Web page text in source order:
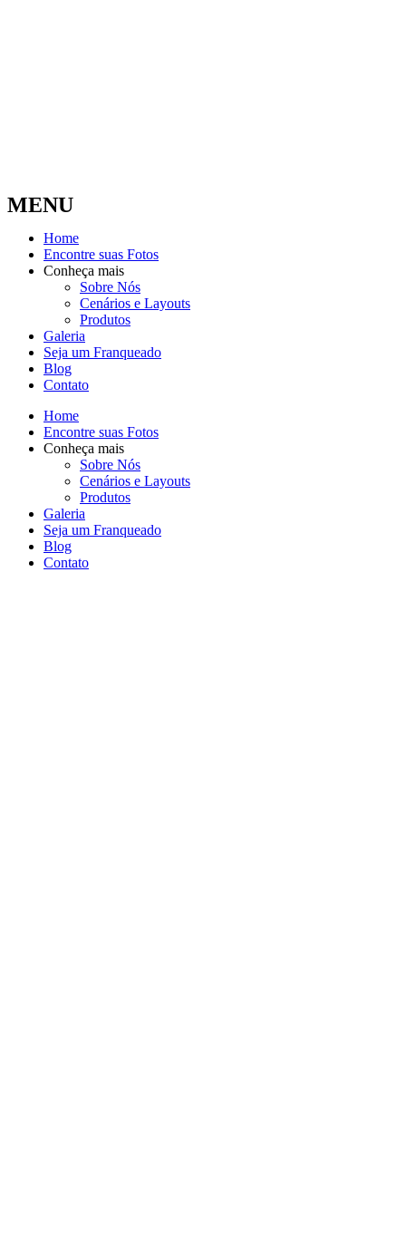
MENU
Home
Encontre suas Fotos
Conheça mais
Sobre Nós
Cenários e Layouts
Produtos
Galeria
Seja um Franqueado
Blog
Contato
Home
Encontre suas Fotos
Conheça mais
Sobre Nós
Cenários e Layouts
Produtos
Galeria
Seja um Franqueado
Blog
Contato